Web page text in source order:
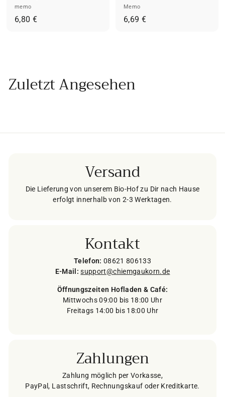
memo
6,80 €6
Memo
6,69 €6
Zuletzt Angesehen
Versand
Die Lieferung von unserem Bio-Hof zu Dir nach Hause
erfolgt innerhalb von 2-3 Werktagen.
Kontakt
Telefon: 08621 806133
E-Mail: support@chiemgaukorn.de
Öffnungszeiten Hofladen & Café:
Mittwochs 09:00 bis 18:00 Uhr
Freitags 14:00 bis 18:00 Uhr
Zahlungen
Zahlung möglich per Vorkasse,
PayPal, Lastschrift, Rechnungskauf oder Kreditkarte.